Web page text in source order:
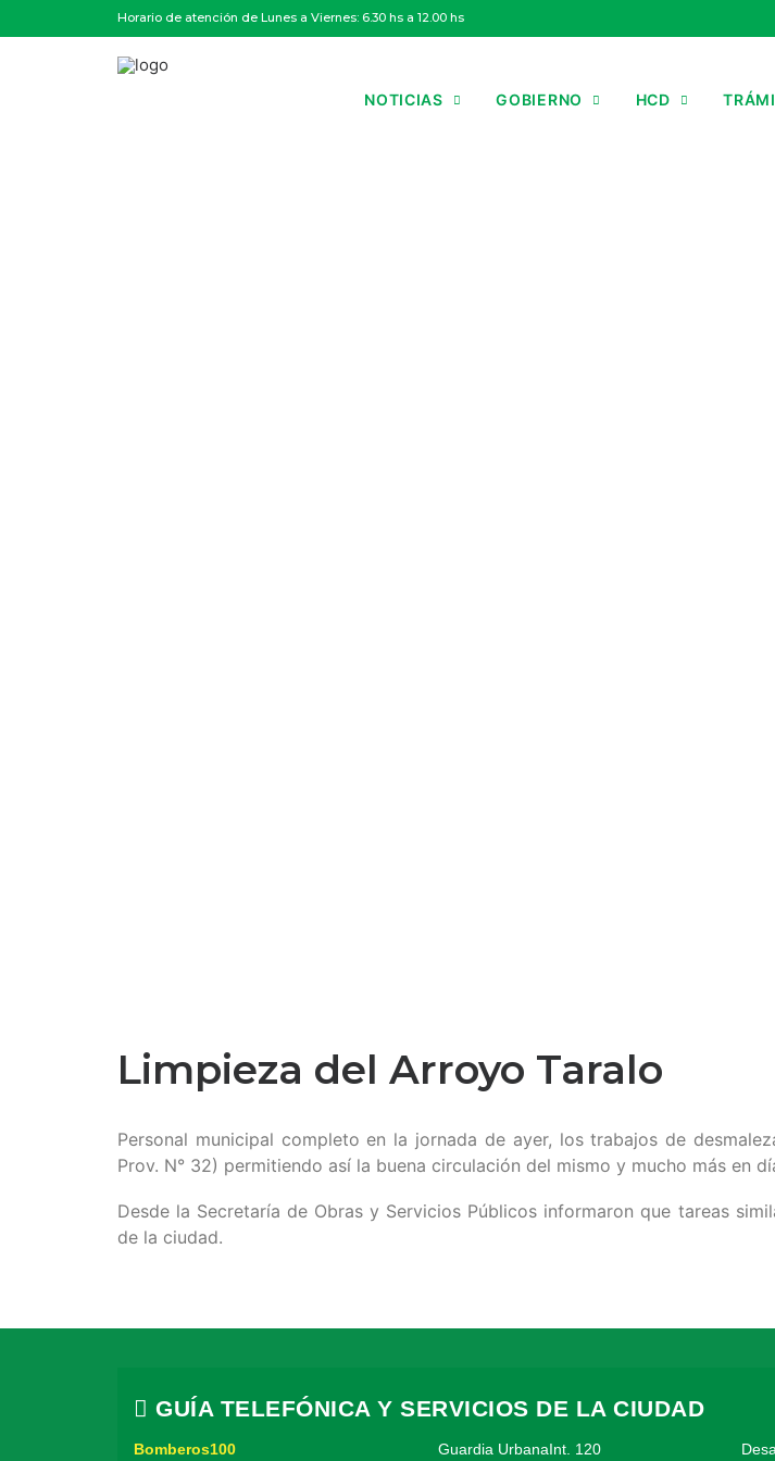
Horario de atención de Lunes a Viernes: 6.30 hs a 12.00 hs
NOTICIAS GOBIERNO HCD
Limpieza del Arroyo Taralo
Personal municipal completo en la jornada de ayer, los trabajos de
Prov. N° 32) permitiendo así la buena circulación del mismo y mucho más en
Desde la Secretaría de Obras y Servicios Públicos informaron que tareas
de la ciudad.
GUÍA TELEFÓNICA Y SERVICIOS DE LA CIUDAD
Bomberos100 Guardia UrbanaInt. 120